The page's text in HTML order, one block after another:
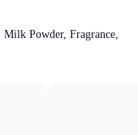
Powder, Fragrance,